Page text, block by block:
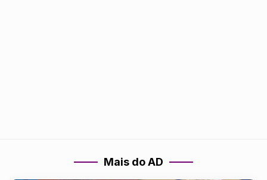
Mais do AD